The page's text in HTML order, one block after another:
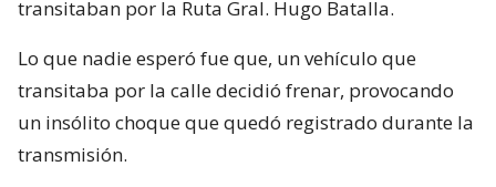
transitaban por la Ruta Gral. Hugo Batalla.
Lo que nadie esperó fue que, un vehículo que
transitaba por la calle decidió frenar, provocando
un insólito choque que quedó registrado durante la
transmisión.